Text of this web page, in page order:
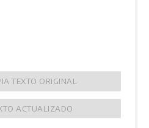
TEXTO ORIGINAL
ACTUALIZADO